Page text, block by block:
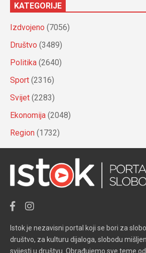
KATEGORIJE
Izdvojeno (7056)
Društvo (3489)
Politika (2640)
Sport (2316)
Svijet (2283)
Ekonomija (2048)
Region (1732)
Istok je nezavisni portal koji se bori za
društvo, za kulturu dijaloga, slobodu
svijesti u društvu. Obrađujemo sve teme